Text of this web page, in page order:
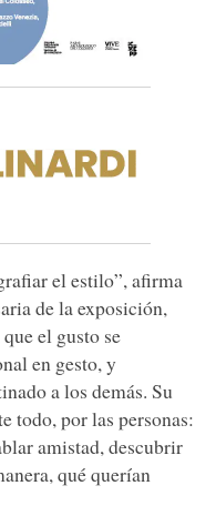
el estilo”, afirma
de la exposición,
el gusto se
en gesto, y
a los demás. Su
todo, por las personas:
amistad, descubrir
qué querían